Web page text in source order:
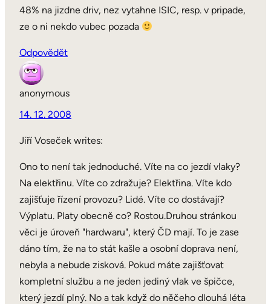
48% na jizdne driv, nez vytahne ISIC, resp. v pripade,
ze o ni nekdo vubec pozada
Odpovědět
anonymous
14. 12. 2008
Jiří Voseček writes:
Ono to není tak jednoduché. Víte na co jezdí vlaky?
Na elektřinu. Víte co zdražuje? Elektřina. Víte kdo
zajišťuje řízení provozu? Lidé. Víte co dostávají?
Výplatu. Platy obecně co? Rostou.Druhou stránkou
věci je úroveň "hardwaru", který ČD mají. To je zase
dáno tím, že na to stát kašle a osobní doprava není,
nebyla a nebude zisková. Pokud máte zajišťovat
kompletní službu a ne jeden jediný vlak ve špičce,
který jezdí plný. No a tak když do něčeho dlouhá léta